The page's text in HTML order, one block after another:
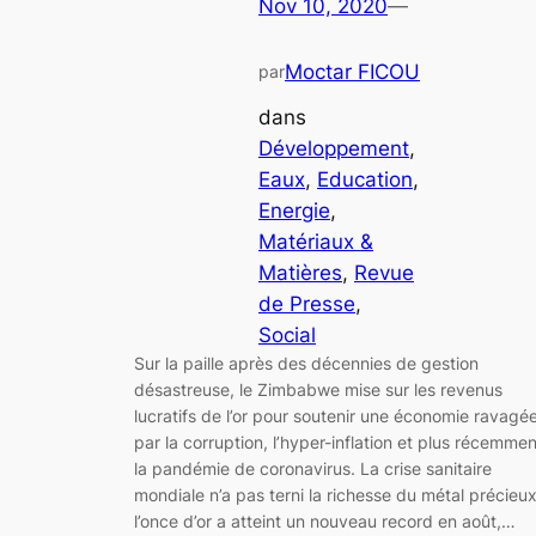
Nov 10, 2020—
parMoctar FICOU
dans
Développement
Eaux, Education
Energie
Matériaux &
Matières, Revue
de Presse
Social
Sur la paille après des décennies de gestion
désastreuse, le Zimbabwe mise sur les revenus
lucratifs de l’or pour soutenir une économie
par la corruption, l’hyper-inflation et plus
la pandémie de coronavirus. La crise sanitaire
mondiale n’a pas terni la richesse du métal
l’once d’or a atteint un nouveau record en août,…